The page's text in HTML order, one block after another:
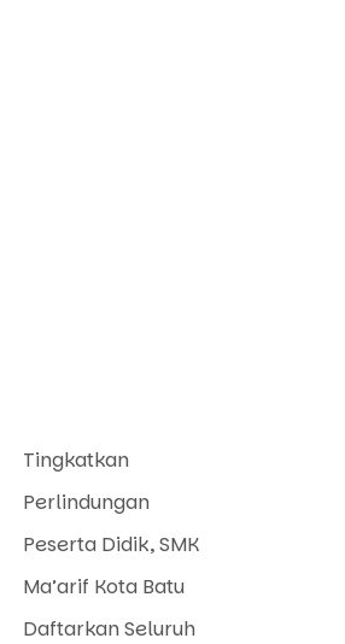
Tingkatkan
Perlindungan
Peserta Didik, SMK
Ma’arif Kota Batu
Daftarkan Seluruh